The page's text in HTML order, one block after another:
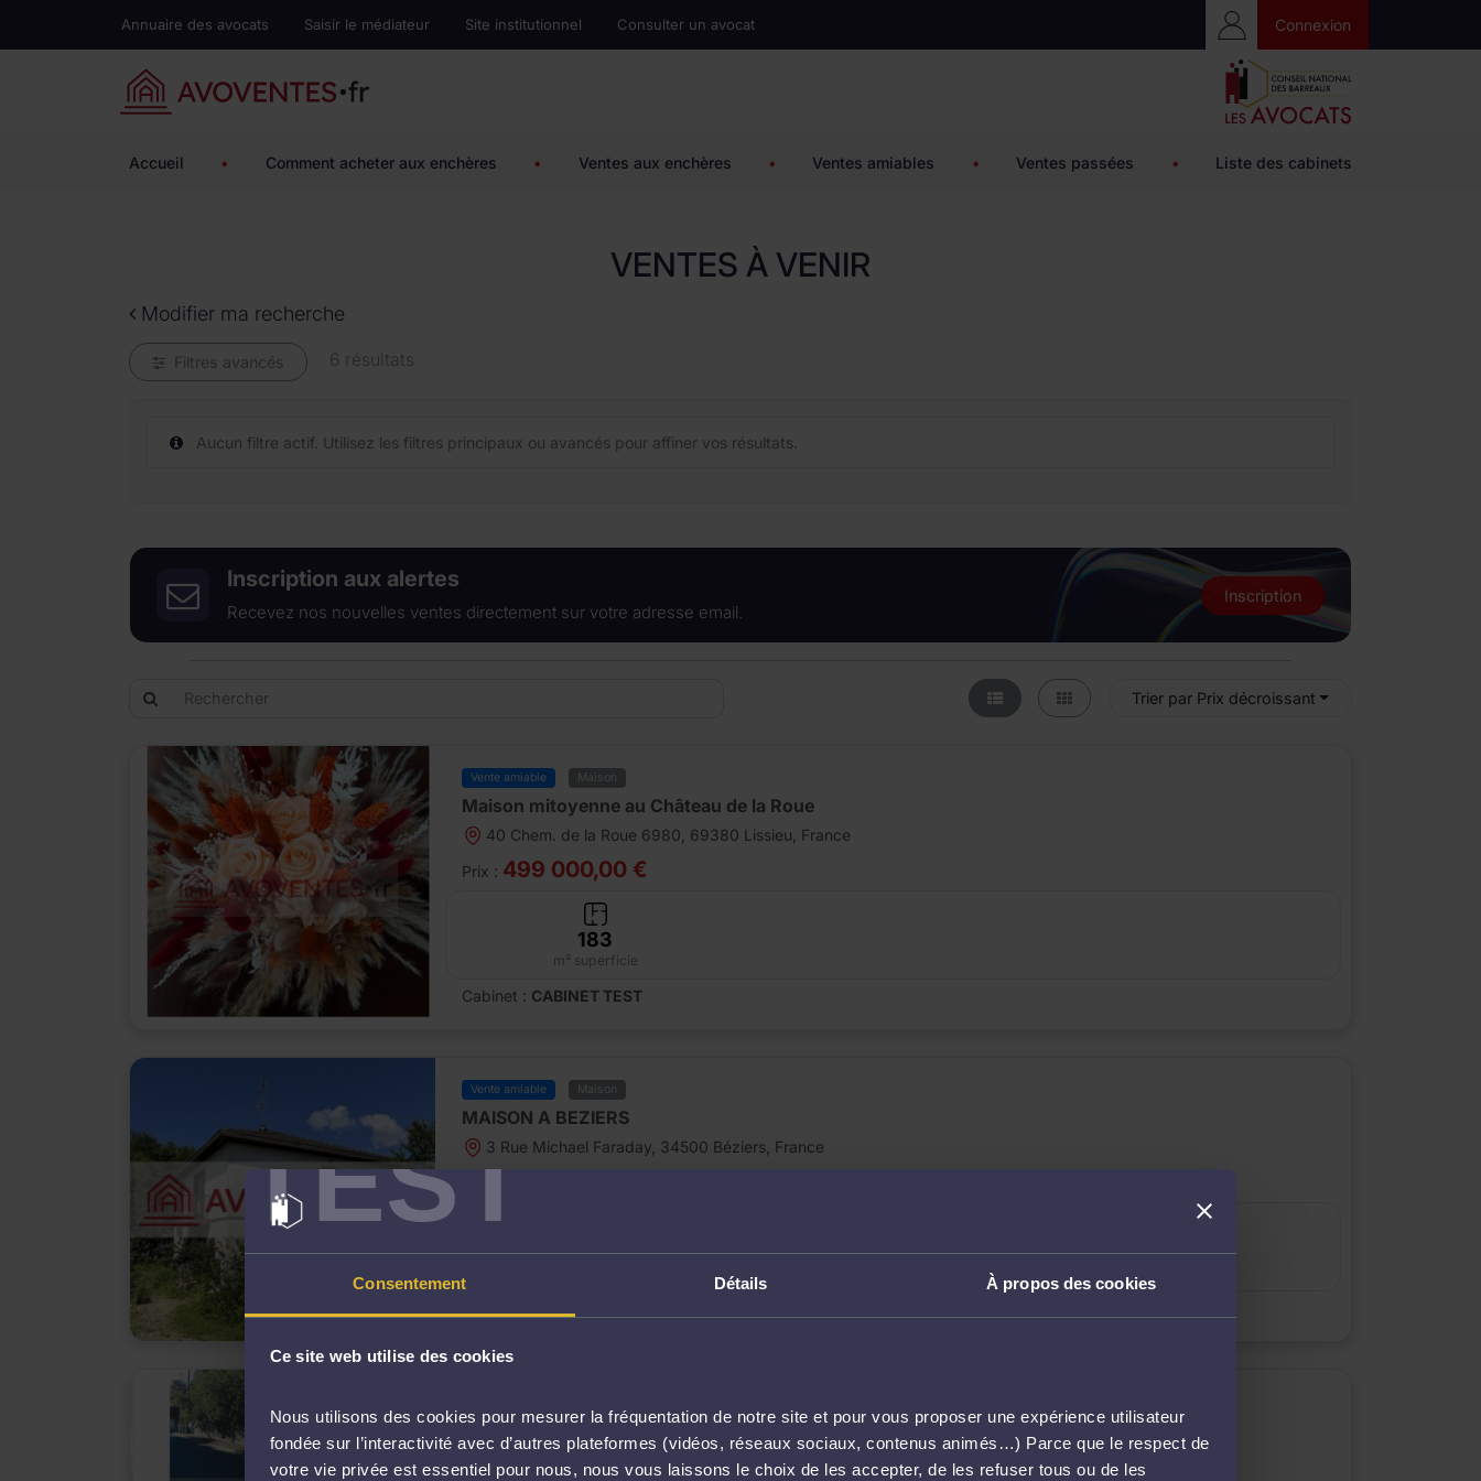
TEST
Consentement Détails À propos des cookies
Ce site web utilise des cookies
Nous utilisons des cookies pour mesurer la fréquentation de notre site et pour vous proposer une expérience utilisateur
fondée sur l’interactivité avec d’autres plateformes (vidéos, réseaux sociaux, contenus animés…) Parce que le respect de
votre vie privée est essentiel pour nous, nous vous laissons le choix de les accepter, de les refuser tous ou de les
Annuaire des avocats Saisir le médiateur Site institutionnel Consulter un avocat
Accès Privé
Connexion
Accueil • Comment acheter aux enchères • Ventes aux enchères • Ventes amiables • Ventes passées • Liste des cabinets
VENTES À VENIR
Modifier ma recherche
Filtres avancés 6 résultats
Aucun filtre actif. Utilisez les filtres principaux ou avancés pour affiner vos résultats.
Inscription aux alertes
Recevez nos nouvelles ventes directement sur votre adresse email.
Inscription
Trier par Prix décroissant
Vente amiable Maison
Maison mitoyenne au Château de la Roue
40 Chem. de la Roue 6980, 69380 Lissieu, France
Prix : 499 000,00 €
183
m² superficie
Cabinet : CABINET TEST
Vente amiable Maison
MAISON A BEZIERS
3 Rue Michael Faraday, 34500 Béziers, France
5 4 150
APPARTEMENT A NICE
1 Av. Cyrnos, 06100 Nice, France